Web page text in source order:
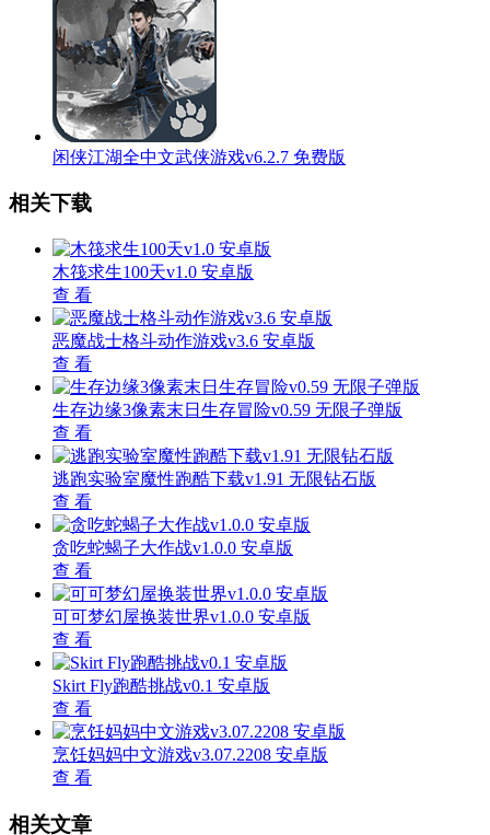
闲侠江湖全中文武侠游戏v6.2.7 免费版
相关下载
木筏求生100天v1.0 安卓版
查 看
恶魔战士格斗动作游戏v3.6 安卓版
查 看
生存边缘3像素末日生存冒险v0.59 无限子弹版
查 看
逃跑实验室魔性跑酷下载v1.91 无限钻石版
查 看
贪吃蛇蝎子大作战v1.0.0 安卓版
查 看
可可梦幻屋换装世界v1.0.0 安卓版
查 看
Skirt Fly跑酷挑战v0.1 安卓版
查 看
烹饪妈妈中文游戏v3.07.2208 安卓版
查 看
相关文章